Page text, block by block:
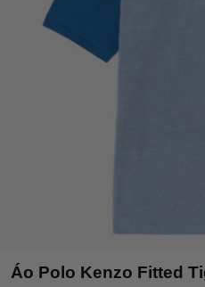
Áo Polo Kenzo Fitted